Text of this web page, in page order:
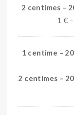
2 centimes –
1 €
1 centime –
2 centimes –